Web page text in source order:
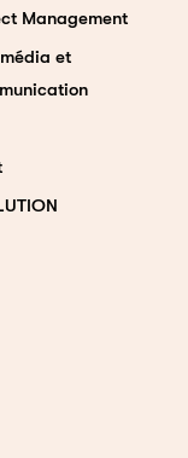
Management
et